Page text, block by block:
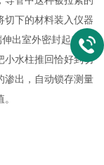
切下的材料装入仪器
出室外密封起来，
小水柱推回恰好到切
渗出，自动锁存测量